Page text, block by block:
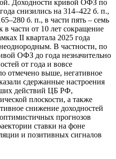
Доходности кривой ОФЗ по
снизились на 314–422 б. п.,
б. п., в части пять – семь
в части от 10 лет сокращение
II квартала 2025 года
В частности, по
ОФЗ до года незначительно
от года и вовсе
отмечено выше, негативное
сдержанные настроения
действий ЦБ РФ,
плоскости, а также
снижение доходностей
прогнозов
ставки на фоне
и позитивных сигналов